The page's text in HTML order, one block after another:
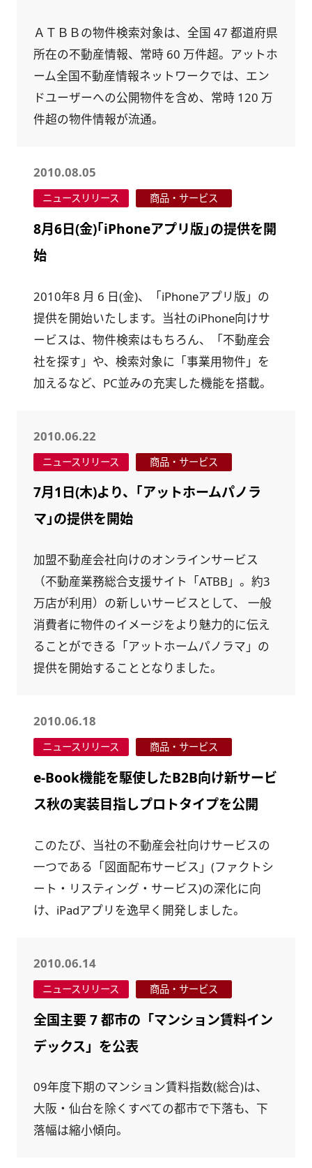
ＡＴＢＢの物件検索対象は、全国 47 都道府県
所在の不動産情報、常時 60 万件超。アットホ
ーム全国不動産情報ネットワークでは、エン
ドユーザーへの公開物件を含め、常時 120 万
件超の物件情報が流通。
2010.08.05
ニュースリリース 商品・サービス
8月6日(金)｢iPhoneアプリ版｣の提供を開
始
2010年8 月 6 日(金)、「iPhoneアプリ版」の
提供を開始いたします。当社のiPhone向けサ
ービスは、物件検索はもちろん、「不動産会
社を探す」や、検索対象に「事業用物件」を
加えるなど、PC並みの充実した機能を搭載。
2010.06.22
ニュースリリース 商品・サービス
7月1日(木)より、｢アットホームパノラ
マ｣の提供を開始
加盟不動産会社向けのオンラインサービス
（不動産業務総合支援サイト「ATBB」。約3
万店が利用）の新しいサービスとして、 一般
消費者に物件のイメージをより魅力的に伝え
ることができる「アットホームパノラマ」の
提供を開始することとなりました。
2010.06.18
ニュースリリース 商品・サービス
e-Book機能を駆使したB2B向け新サービ
ス秋の実装目指しプロトタイプを公開
このたび、当社の不動産会社向けサービスの
一つである「図面配布サービス」(ファクトシ
ート・リスティング・サービス)の深化に向
け、iPadアプリを逸早く開発しました。
2010.06.14
ニュースリリース 商品・サービス
全国主要 7 都市の「マンション賃料イン
デックス」を公表
09年度下期のマンション賃料指数(総合)は、
大阪・仙台を除くすべての都市で下落も、下
落幅は縮小傾向。